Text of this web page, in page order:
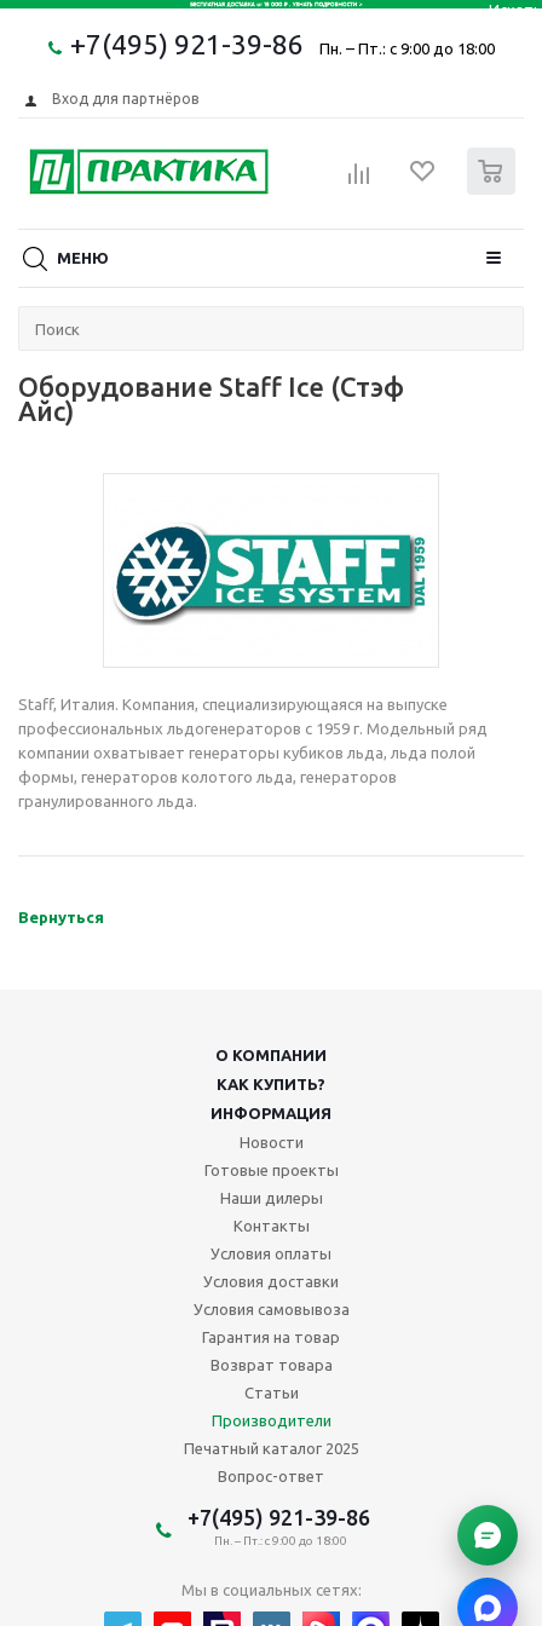
+7(495) 921-39-86 Пн. – Пт.: с 9:00 до 18:00
Вход для партнёров
МЕНЮ
Оборудование Staff Ice (Стэф
Айс)
Staff, Италия. Компания, специализирующаяся на выпуске
профессиональных льдогенераторов с 1959 г. Модельный ряд
компании охватывает генераторы кубиков льда, льда полой
формы, генераторов колотого льда, генераторов
гранулированного льда.
Вернуться
О КОМПАНИИ
КАК КУПИТЬ?
ИНФОРМАЦИЯ
Новости
Готовые проекты
Наши дилеры
Контакты
Условия оплаты
Условия доставки
Условия самовывоза
Гарантия на товар
Возврат товара
Статьи
Производители
Печатный каталог 2025
Вопрос-ответ
+7(495) 921-39-86
Пн. – Пт.: с 9:00 до 18:00
Мы в социальных сетях: